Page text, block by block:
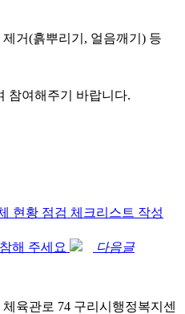
거(흙뿌리기, 얼음깨기) 등
참여해주기 바랍니다.
현황 점검 체크리스트 작성
해 주세요
다음글
체육관로 74 구리시행정복지센